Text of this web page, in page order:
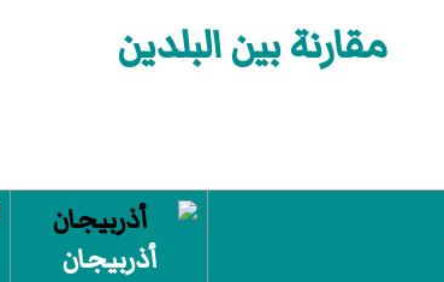
مقارنة بين البلدين
أذربيجان